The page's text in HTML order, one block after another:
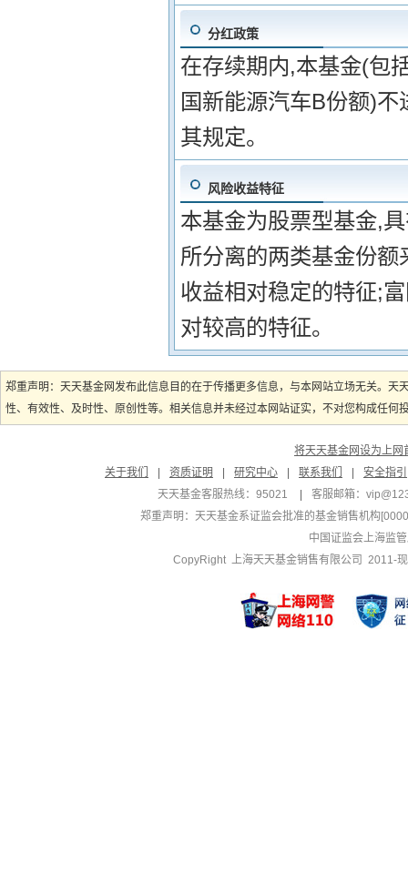
分红政策
在存续期内,本基金(包
国新能源汽车B份额)
其规定。
风险收益特征
本基金为股票型基金,
所分离的两类基金份
收益相对稳定的特征;
对较高的特征。
郑重声明：天天基金网发布此信息目的在于传播更多信息，与本网站立场无关。
性、有效性、及时性、原创性等。相关信息并未经过本网站证实，不对您构成任
将天天基金网设为上网
关于我们
资质证明 研究中心 联系我们
安全指引
天天基金客服热线：95021
客服邮箱：
郑重声明： 天天基金系证监会批准的基金销售机构
中国证监会上海监
CopyRight 上海天天基金销售有限公司 2011-